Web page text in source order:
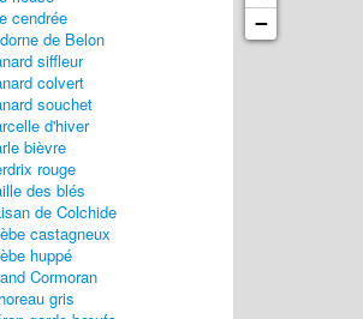
cendrée
de Belon
siffleur
colvert
souchet
d'hiver
bièvre
rouge
des blés
de Colchide
castagneux
huppé
Cormoran
gris
−